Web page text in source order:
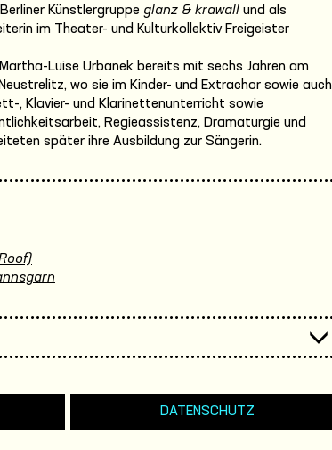
Künstlergruppe glanz & krawall und als
im Theater- und Kulturkollektiv Freigeister
Luise Urbanek bereits mit sechs Jahren am
wo sie im Kinder- und Extrachor sowie auch
, Klavier- und Klarinettenunterricht sowie
Regieassistenz, Dramaturgie und
später ihre Ausbildung zur Sängerin.
DATENSCHUTZ